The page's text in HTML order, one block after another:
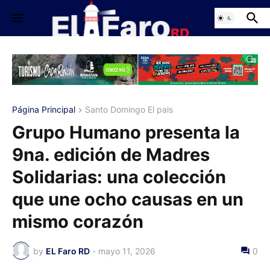
Página Principal Santo Domingo El pais
Grupo Humano presenta la
9na. edición de Madres
Solidarias: una colección
que une ocho causas en un
mismo corazón
by EL Faro RD - mayo 11, 2026 0